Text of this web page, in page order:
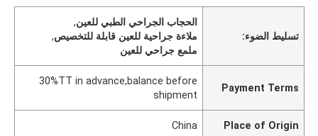
تسليط الضوء:
الحجاب الجراحي الطبي للعين,
ملاءة جراحية للعين قابلة للتخصيص,
ملمع جراحي للعين
Payment Terms
30%TT in advance,balance before
shipment
Place of Origin
China